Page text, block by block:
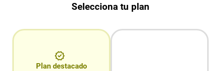
Selecciona tu plan
Plan destacado